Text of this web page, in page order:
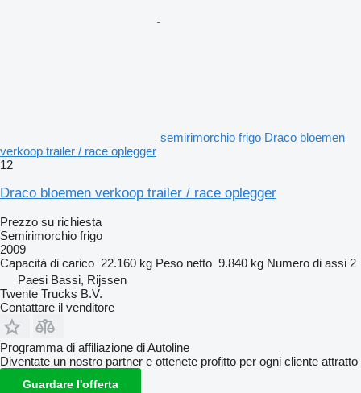
semirimorchio frigo Draco bloemen
verkoop trailer / race oplegger
12
Draco bloemen verkoop trailer / race oplegger
Prezzo su richiesta
Semirimorchio frigo
2009
Capacità di carico 22.160 kg Peso netto 9.840 kg Numero di assi 2
Paesi Bassi, Rijssen
Twente Trucks B.V.
Contattare il venditore
Programma di affiliazione di Autoline
Diventate un nostro partner e ottenete profitto per ogni cliente attratto
Guardare l'offerta